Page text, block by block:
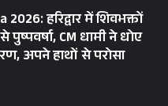
हरिद्वार में शिवभक्तों
पुष्पवर्षा, CM धामी ने धोए
अपने हाथों से परोसा